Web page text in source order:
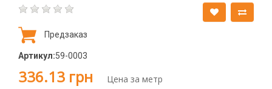
Предзаказ
Артикул:59-0003
336.13 грн Цена за метр